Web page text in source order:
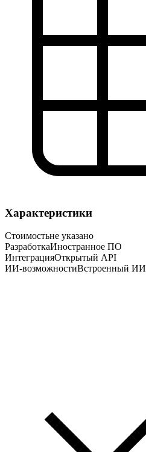
Характеристики
Стоимостьне указано
РазработкаИностранное ПО
ИнтеграцияОткрытый API
ИИ-возможностиВстроенный ИИ